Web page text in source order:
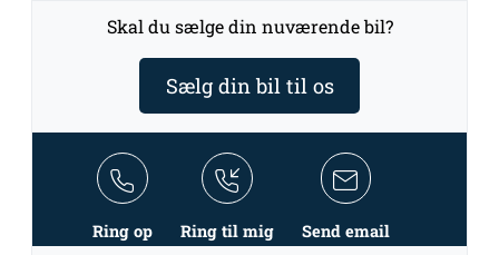
Skal du sælge din nuværende bil?
Sælg din bil til os
Ring op Ring til mig Send email